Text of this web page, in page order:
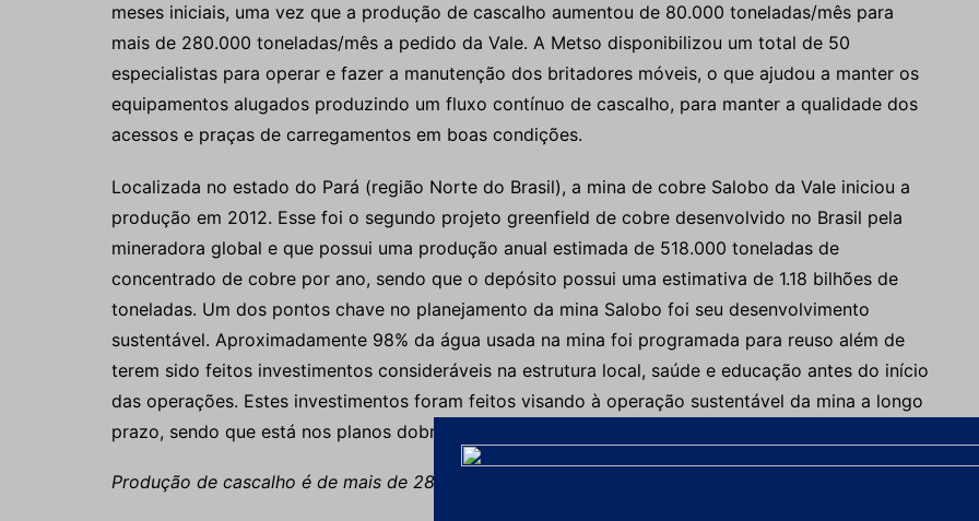
meses iniciais, uma vez que a produção de cascalho aumentou de 80.000 toneladas/mês para
mais de 280.000 toneladas/mês a pedido da Vale. A Metso disponibilizou um total de 50
especialistas para operar e fazer a manutenção dos britadores móveis, o que ajudou a manter os
equipamentos alugados produzindo um fluxo contínuo de cascalho, para manter a qualidade dos
acessos e praças de carregamentos em boas condições.
Localizada no estado do Pará (região Norte do Brasil), a mina de cobre Salobo da Vale iniciou a
produção em 2012. Esse foi o segundo projeto greenfield de cobre desenvolvido no Brasil pela
mineradora global e que possui uma produção anual estimada de 518.000 toneladas de
concentrado de cobre por ano, sendo que o depósito possui uma estimativa de 1.18 bilhões de
toneladas. Um dos pontos chave no planejamento da mina Salobo foi seu desenvolvimento
sustentável. Aproximadamente 98% da água usada na mina foi programada para reuso além de
terem sido feitos investimentos consideráveis na estrutura local, saúde e educação antes do início
das operações. Estes investimentos foram feitos visando à operação sustentável da mina a longo
prazo, sendo que está nos planos dobrar a produção nos próximos anos.
Produção de cascalho é de mais de 280 mil t/mês